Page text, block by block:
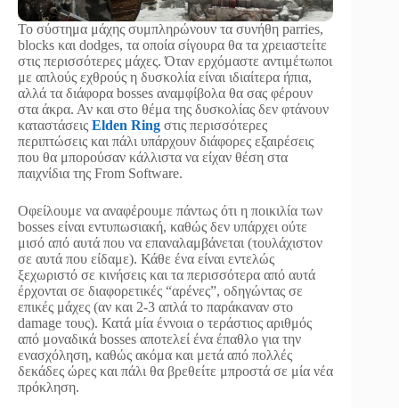
Το σύστημα μάχης συμπληρώνουν τα συνήθη parries,
blocks και dodges, τα οποία σίγουρα θα τα χρειαστείτε
στις περισσότερες μάχες. Όταν ερχόμαστε αντιμέτωποι
με απλούς εχθρούς η δυσκολία είναι ιδιαίτερα ήπια,
αλλά τα διάφορα bosses αναμφίβολα θα σας φέρουν
στα άκρα. Αν και στο θέμα της δυσκολίας δεν φτάνουν
καταστάσεις Elden Ring στις περισσότερες
περιπτώσεις και πάλι υπάρχουν διάφορες εξαιρέσεις
που θα μπορούσαν κάλλιστα να είχαν θέση στα
παιχνίδια της From Software.
Οφείλουμε να αναφέρουμε πάντως ότι η ποικιλία των
bosses είναι εντυπωσιακή, καθώς δεν υπάρχει ούτε
μισό από αυτά που να επαναλαμβάνεται (τουλάχιστον
σε αυτά που είδαμε). Κάθε ένα είναι εντελώς
ξεχωριστό σε κινήσεις και τα περισσότερα από αυτά
έρχονται σε διαφορετικές “αρένες”, οδηγώντας σε
επικές μάχες (αν και 2-3 απλά το παράκαναν στο
damage τους). Κατά μία έννοια ο τεράστιος αριθμός
από μοναδικά bosses αποτελεί ένα έπαθλο για την
ενασχόληση, καθώς ακόμα και μετά από πολλές
δεκάδες ώρες και πάλι θα βρεθείτε μπροστά σε μία νέα
πρόκληση.